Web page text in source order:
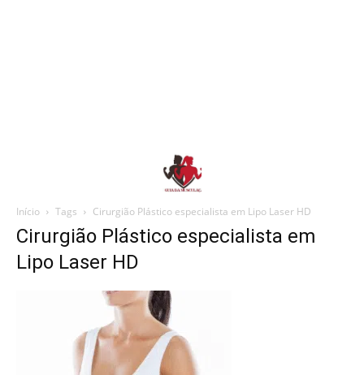
Início Tags Cirurgião Plástico especialista em Lipo Laser HD
Cirurgião Plástico especialista em
Lipo Laser HD